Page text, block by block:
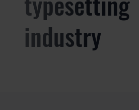
industry